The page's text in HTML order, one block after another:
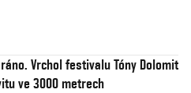
Vrchol festivalu Tóny Dolomit
ve 3000 metrech